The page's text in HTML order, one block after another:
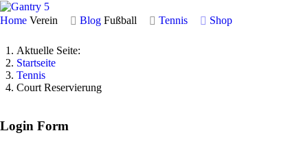
Home Verein Blog Fußball Tennis Shop
Aktuelle Seite:
Startseite
Tennis
Court Reservierung
Login Form